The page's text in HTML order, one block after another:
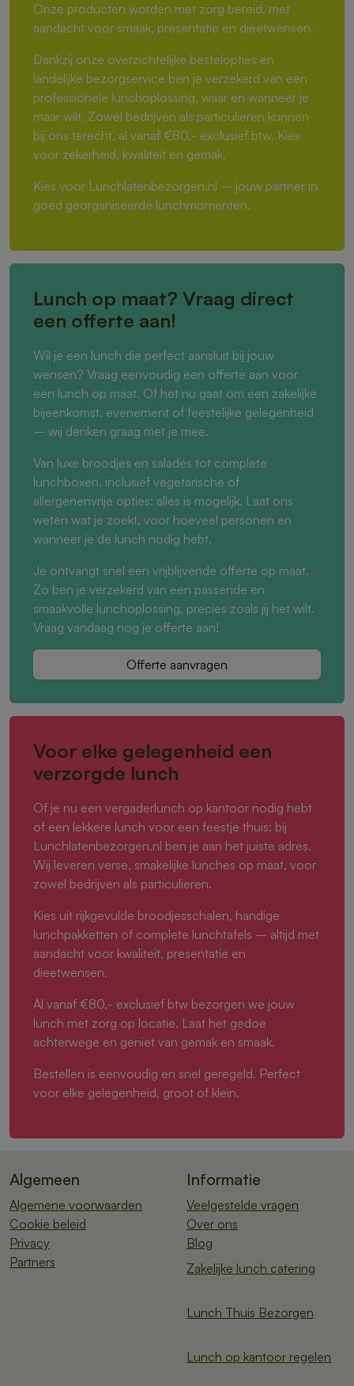
Onze producten worden met zorg bereid, met
aandacht voor smaak, presentatie en dieetwensen.
Dankzij onze overzichtelijke bestelopties en
landelijke bezorgservice ben je verzekerd van een
professionele lunchoplossing, waar en wanneer je
maar wilt. Zowel bedrijven als particulieren kunnen
bij ons terecht, al vanaf €80,- exclusief btw. Kies
voor zekerheid, kwaliteit en gemak.
Kies voor Lunchlatenbezorgen.nl – jouw partner in
goed georganiseerde lunchmomenten.
Lunch op maat? Vraag direct
een offerte aan!
Wil je een lunch die perfect aansluit bij jouw
wensen? Vraag eenvoudig een offerte aan voor
een lunch op maat. Of het nu gaat om een zakelijke
bijeenkomst, evenement of feestelijke gelegenheid
– wij denken graag met je mee.
Van luxe broodjes en salades tot complete
lunchboxen, inclusief vegetarische of
allergenenvrije opties: alles is mogelijk. Laat ons
weten wat je zoekt, voor hoeveel personen en
wanneer je de lunch nodig hebt.
Je ontvangt snel een vrijblijvende offerte op maat.
Zo ben je verzekerd van een passende en
smaakvolle lunchoplossing, precies zoals jij het wilt.
Vraag vandaag nog je offerte aan!
Offerte aanvragen
Voor elke gelegenheid een
verzorgde lunch
Of je nu een vergaderlunch op kantoor nodig hebt
of een lekkere lunch voor een feestje thuis: bij
Lunchlatenbezorgen.nl ben je aan het juiste adres.
Wij leveren verse, smakelijke lunches op maat, voor
zowel bedrijven als particulieren.
Kies uit rijkgevulde broodjesschalen, handige
lunchpakketten of complete lunchtafels – altijd met
aandacht voor kwaliteit, presentatie en
dieetwensen.
Al vanaf €80,- exclusief btw bezorgen we jouw
lunch met zorg op locatie. Laat het gedoe
achterwege en geniet van gemak en smaak.
Bestellen is eenvoudig en snel geregeld. Perfect
voor elke gelegenheid, groot of klein.
Algemeen
Algemene voorwaarden
Cookie beleid
Privacy
Partners
Informatie
Veelgestelde vragen
Over ons
Blog
Zakelijke lunch catering
Lunch Thuis Bezorgen
Lunch op kantoor regelen